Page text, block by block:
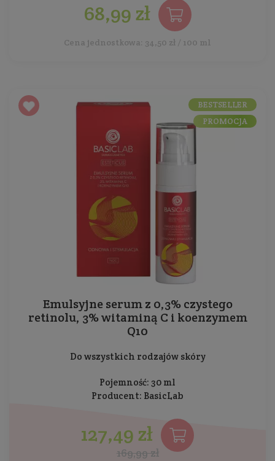
68,99 zł
Cena jednostkowa: 34,50 zł / 100 ml
Emulsyjne serum z 0,3% czystego
retinolu, 3% witaminą C i koenzymem
Q10
Do wszystkich rodzajów skóry
Pojemność: 30 ml
Producent: BasicLab
127,49 zł
169,99 zł
BESTSELLER
PROMOCJA